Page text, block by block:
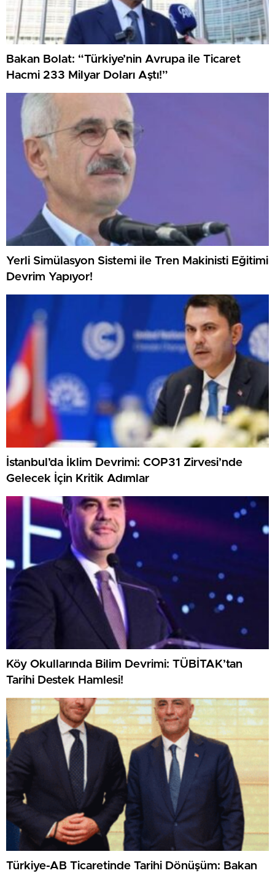
Bakan Bolat: “Türkiye’nin Avrupa ile Ticaret
Hacmi 233 Milyar Doları Aştı!”
Yerli Simülasyon Sistemi ile Tren Makinisti Eğitimi
Devrim Yapıyor!
İstanbul’da İklim Devrimi: COP31 Zirvesi’nde
Gelecek İçin Kritik Adımlar
Köy Okullarında Bilim Devrimi: TÜBİTAK’tan
Tarihi Destek Hamlesi!
Türkiye-AB Ticaretinde Tarihi Dönüşüm: Bakan